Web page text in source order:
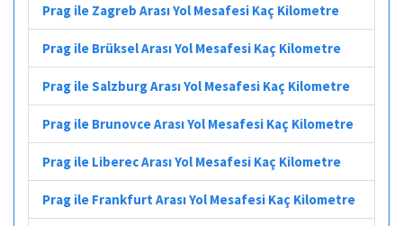
Prag ile Zagreb Arası Yol Mesafesi Kaç Kilometre
Prag ile Brüksel Arası Yol Mesafesi Kaç Kilometre
Prag ile Salzburg Arası Yol Mesafesi Kaç Kilometre
Prag ile Brunovce Arası Yol Mesafesi Kaç Kilometre
Prag ile Liberec Arası Yol Mesafesi Kaç Kilometre
Prag ile Frankfurt Arası Yol Mesafesi Kaç Kilometre